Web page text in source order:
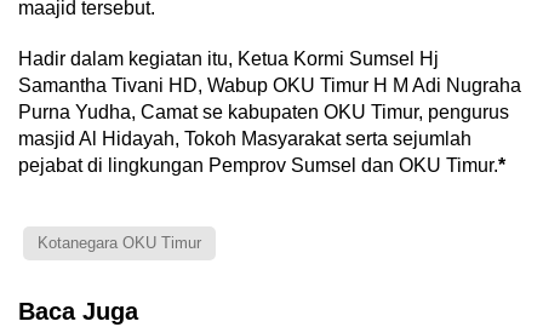
maajid tersebut.
Hadir dalam kegiatan itu, Ketua Kormi Sumsel Hj
Samantha Tivani HD, Wabup OKU Timur H M Adi Nugraha
Purna Yudha, Camat se kabupaten OKU Timur, pengurus
masjid Al Hidayah, Tokoh Masyarakat serta sejumlah
pejabat di lingkungan Pemprov Sumsel dan OKU Timur.*
Kotanegara OKU Timur
Baca Juga